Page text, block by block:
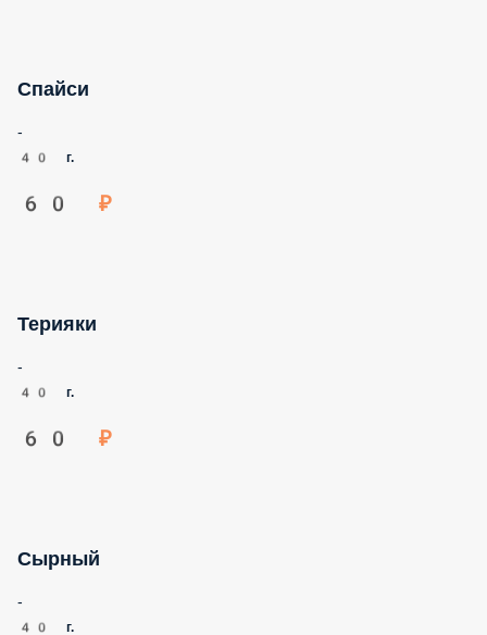
Спайси
40 г.
60 ₽
Терияки
60 ₽
Сырный